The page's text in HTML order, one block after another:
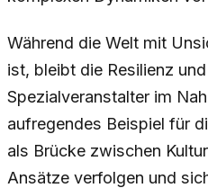
Während die Welt mit
ist, bleibt die Resilienz
Spezialveranstalter im
aufregendes Beispiel für
als Brücke zwischen
Ansätze verfolgen und